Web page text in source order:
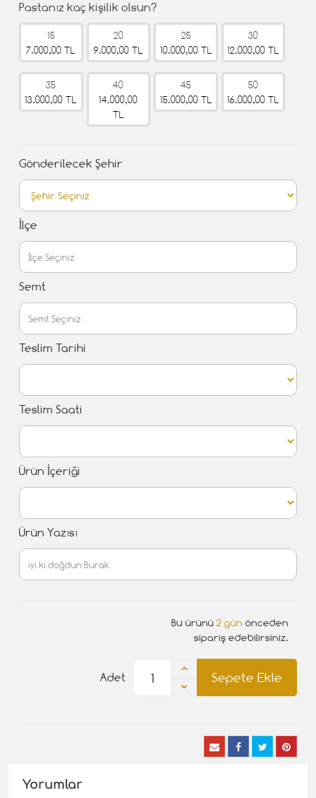
Pastanız kaç kişilik olsun?
15
7.000,00 TL
20
9.000,00 TL
25
10.000,00 TL
30
12.000,00 TL
35
13.000,00 TL
40
14.000,00
TL
45
15.000,00 TL
50
16.000,00 TL
Gönderilecek Şehir
İlçe
Semt
Teslim Tarihi
Teslim Saati
Ürün İçeriği
Ürün Yazısı
Bu ürünü 2 gün önceden
sipariş edebilirsiniz.
Sepete Ekle
Adet
Yorumlar